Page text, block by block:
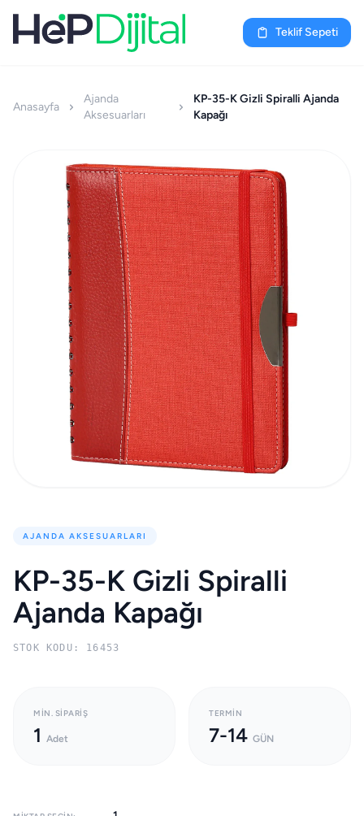
Teklif Sepeti
Anasayfa
Ajanda
Aksesuarları
KP-35-K Gizli Spiralli Ajanda
Kapağı
AJANDA AKSESUARLARI
KP-35-K Gizli Spiralli
Ajanda Kapağı
STOK KODU: 16453
MIN. SIPARIŞ
1 Adet
TERMIN
7-14 GÜN